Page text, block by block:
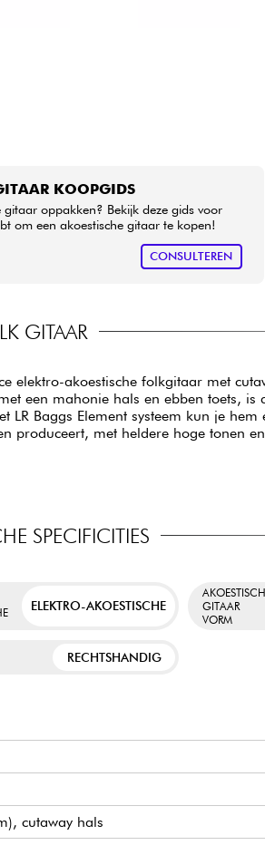
KOOPGIDS
gitaar oppakken? Bekijk deze gids voor
om een akoestische gitaar te kopen!
CONSULTEREN
GITAAR
elektro-akoestische folkgitaar met
een mahonie hals en ebben toets,
Baggs Element systeem kun je
produceert, met heldere hoge tonen
SPECIFICITIES
ELEKTRO-AKOESTISCHE
GITAAR
VORM
RECHTSHANDIG
cutaway hals